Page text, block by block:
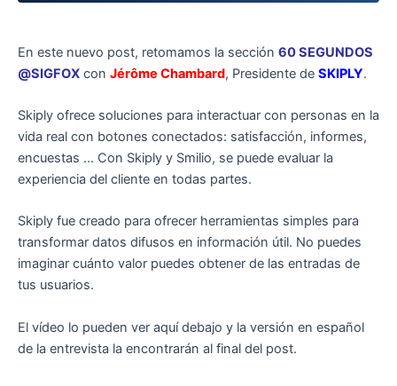
En este nuevo post, retomamos la sección 60 SEGUNDOS
@SIGFOX con Jérôme Chambard, Presidente de SKIPLY.
Skiply ofrece soluciones para interactuar con personas en la
vida real con botones conectados: satisfacción, informes,
encuestas … Con Skiply y Smilio, se puede evaluar la
experiencia del cliente en todas partes.
Skiply fue creado para ofrecer herramientas simples para
transformar datos difusos en información útil. No puedes
imaginar cuánto valor puedes obtener de las entradas de
tus usuarios.
El vídeo lo pueden ver aquí debajo y la versión en español
de la entrevista la encontrarán al final del post.